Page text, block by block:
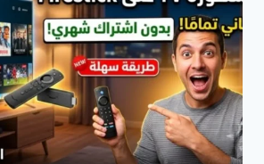
والمسلسلات
مجانًا
بسهولة
(دليل
2026)